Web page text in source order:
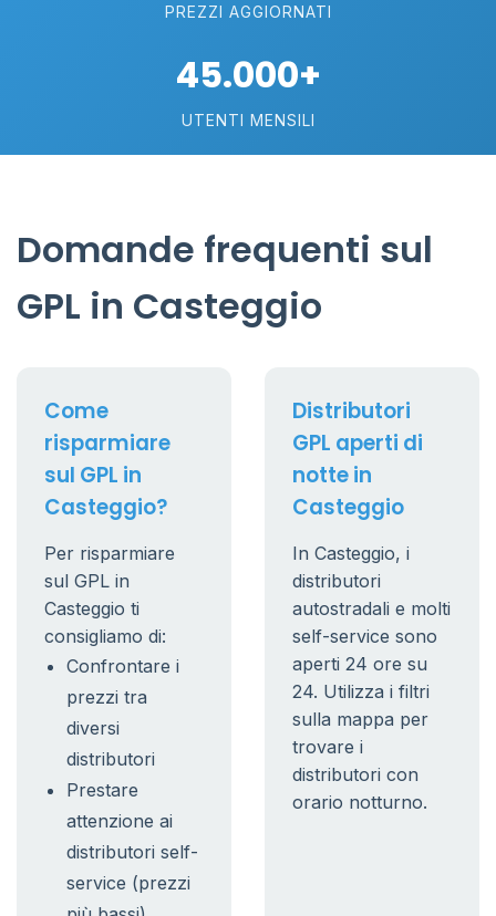
PREZZI AGGIORNATI
45.000+
UTENTI MENSILI
Domande frequenti sul
GPL in Casteggio
Come
risparmiare
sul GPL in
Casteggio?
Per risparmiare
sul GPL in
Casteggio ti
consigliamo di:
Confrontare i
prezzi tra
diversi
distributori
Prestare
attenzione ai
distributori self-
service (prezzi
Distributori
GPL aperti di
notte in
Casteggio
In Casteggio, i
distributori
autostradali e molti
self-service sono
aperti 24 ore su
24. Utilizza i filtri
sulla mappa per
trovare i
distributori con
orario notturno.